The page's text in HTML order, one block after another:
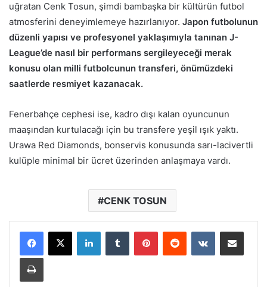
uğratan Cenk Tosun, şimdi bambaşka bir kültürün futbol
atmosferini deneyimlemeye hazırlanıyor. Japon futbolunun
düzenli yapısı ve profesyonel yaklaşımıyla tanınan J-
League’de nasıl bir performans sergileyeceği merak
konusu olan milli futbolcunun transferi, önümüzdeki
saatlerde resmiyet kazanacak.
Fenerbahçe cephesi ise, kadro dışı kalan oyuncunun
maaşından kurtulacağı için bu transfere yeşil ışık yaktı.
Urawa Red Diamonds, bonservis konusunda sarı-lacivertli
kulüple minimal bir ücret üzerinden anlaşmaya vardı.
CENK TOSUN
LinkedInTumblr PinterestReddit VKontakteE-Posta ile paylaş
Yazdır